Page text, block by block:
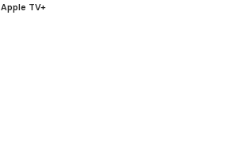
Apple TV+